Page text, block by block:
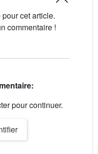
cet article.
commentaire !
pour continuer.